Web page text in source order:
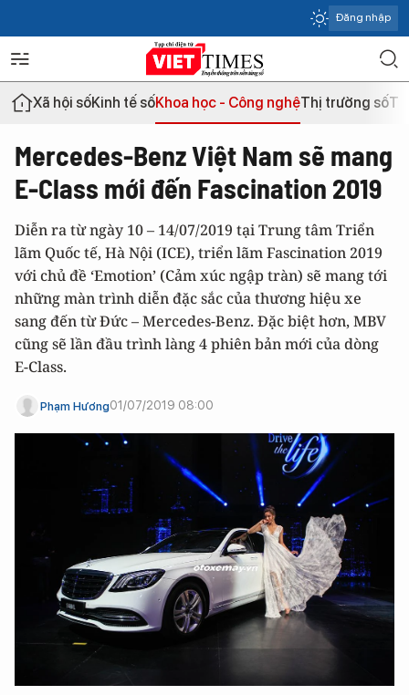
Đăng nhập
Xã hội sốKinh tế sốKhoa học - Công nghệThị trường số
Mercedes-Benz Việt Nam sẽ mang
E-Class mới đến Fascination 2019
Diễn ra từ ngày 10 – 14/07/2019 tại Trung tâm Triển
lãm Quốc tế, Hà Nội (ICE), triển lãm Fascination 2019
với chủ đề ‘Emotion’ (Cảm xúc ngập tràn) sẽ mang tới
những màn trình diễn đặc sắc của thương hiệu xe
sang đến từ Đức – Mercedes-Benz. Đặc biệt hơn, MBV
cũng sẽ lần đầu trình làng 4 phiên bản mới của dòng
E-Class.
Phạm Hương01/07/2019 08:00